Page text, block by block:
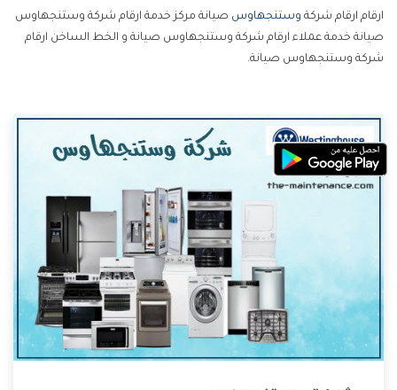
ارقام ارقام شركة وستنجهاوس صيانة مركز خدمة ارقام شركة وستنجهاوس
صيانة خدمة عملاء ارقام شركة وستنجهاوس صيانة و الخط الساخن ارقام
شركة وستنجهاوس صيانة.